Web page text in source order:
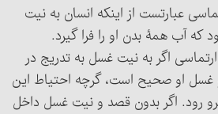
ارتماسی عبارتست از اینکه انسان به نیت
آب همۀ بدن او را فرا گیرد.
غسل ارتماسی اگر به نیت غسل به تدریج در
او صحیح است، گرچه احتیاط این
رود. اگر بدون قصد و نیت غسل داخل